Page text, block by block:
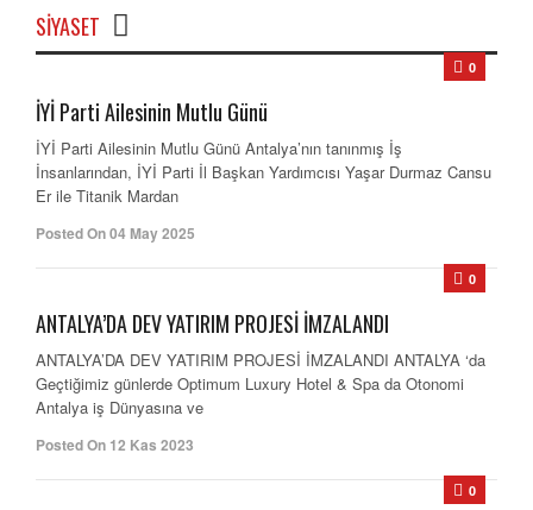
SIYASET
0
İYİ Parti Ailesinin Mutlu Günü
İYİ Parti Ailesinin Mutlu Günü Antalya’nın tanınmış İş
İnsanlarından, İYİ Parti İl Başkan Yardımcısı Yaşar Durmaz Cansu
Er ile Titanik Mardan
Posted On 04 May 2025
0
ANTALYA’DA DEV YATIRIM PROJESİ İMZALANDI
ANTALYA’DA DEV YATIRIM PROJESİ İMZALANDI ANTALYA ‘da
Geçtiğimiz günlerde Optimum Luxury Hotel & Spa da Otonomi
Antalya iş Dünyasına ve
Posted On 12 Kas 2023
0